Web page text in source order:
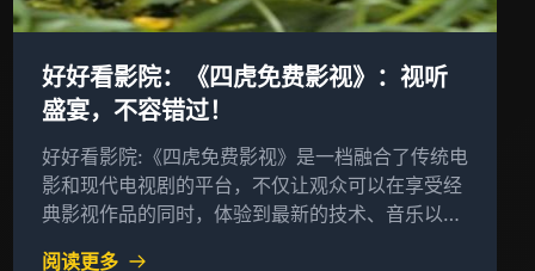
好好看影院：《四虎免费影视》：视听
盛宴，不容错过！
好好看影院:《四虎免费影视》是一档融合了传统电
影和现代电视剧的平台，不仅让观众可以在享受经
典影视作品的同时，体验到最新的技术、音乐以及
阅读更多